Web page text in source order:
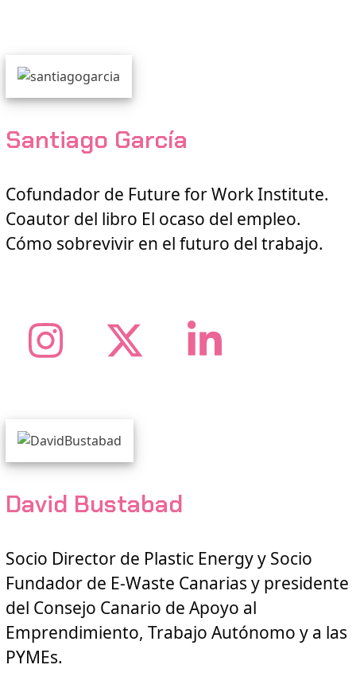
Santiago García
Cofundador de Future for Work Institute.
Coautor del libro El ocaso del empleo.
Cómo sobrevivir en el futuro del trabajo.
Instagram
Twitter
David Bustabad
Socio Director de Plastic Energy y Socio
Fundador de E-Waste Canarias y presidente
del Consejo Canario de Apoyo al
Emprendimiento, Trabajo Autónomo y a las
PYMEs.